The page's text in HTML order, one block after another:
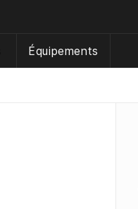
Équipements